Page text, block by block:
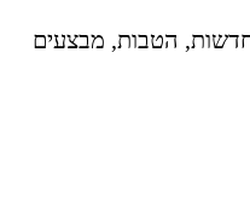
על חבילות חדשות, הטבות, מבצעים